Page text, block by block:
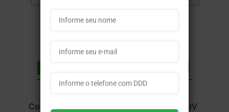
DESCRIÇÃO DO PRODUTO
Couchê 300g - 4x0 - 18,9x9x13,5 cm - UV